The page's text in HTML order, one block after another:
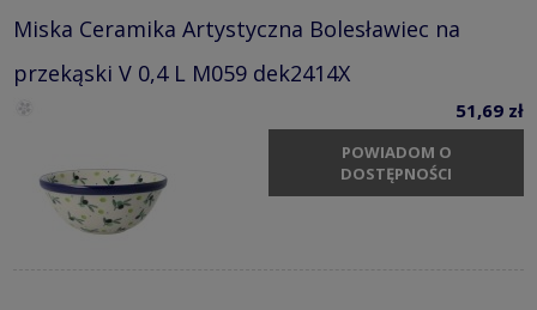
Miska Ceramika Artystyczna Bolesławiec na
przekąski V 0,4 L M059 dek2414X
51,69 zł
POWIADOM O
DOSTĘPNOŚCI